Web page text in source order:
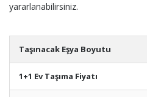
yararlanabilirsiniz.
Taşınacak Eşya Boyutu
1+1 Ev Taşıma Fiyatı